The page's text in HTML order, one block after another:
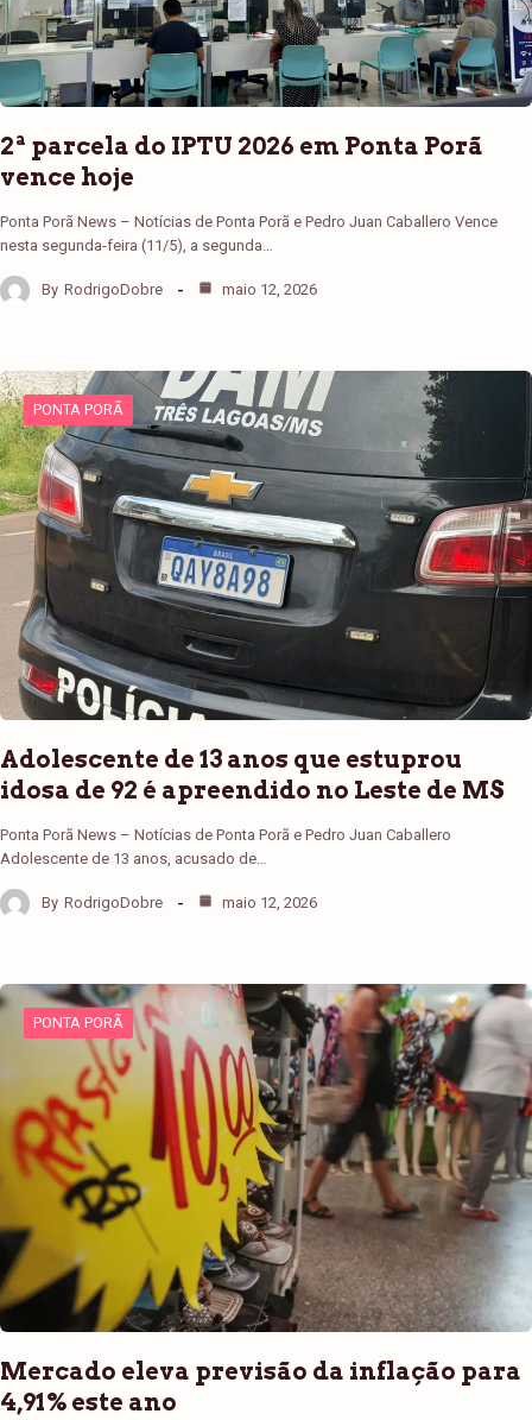
2ª parcela do IPTU 2026 em Ponta Porã
vence hoje
Ponta Porã News – Notícias de Ponta Porã e Pedro Juan Caballero Vence
nesta segunda-feira (11/5), a segunda…
By RodrigoDobre maio 12, 2026
PONTA PORÃ
Adolescente de 13 anos que estuprou
idosa de 92 é apreendido no Leste de MS
Ponta Porã News – Notícias de Ponta Porã e Pedro Juan Caballero
Adolescente de 13 anos, acusado de…
By RodrigoDobre maio 12, 2026
PONTA PORÃ
Mercado eleva previsão da inflação para
4,91% este ano